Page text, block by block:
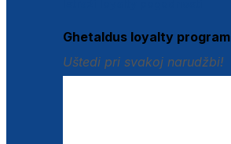
Ghetaldus loyalty program
Uštedi pri svakoj narudžbi!